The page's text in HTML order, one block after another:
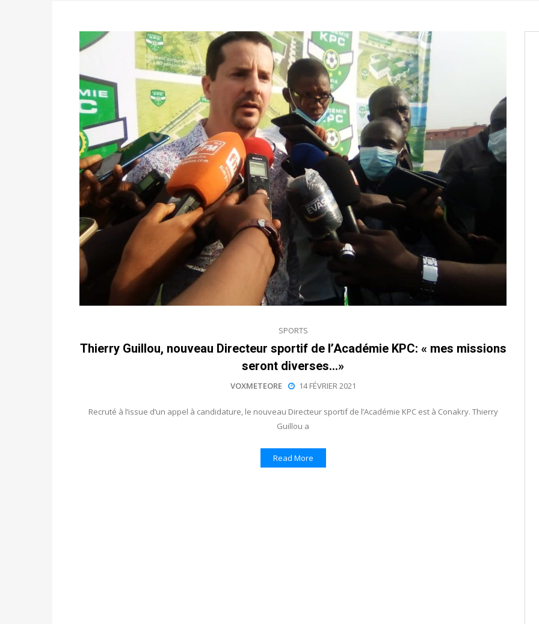
Politique-Double scrutin du 31 mai : retrait des cartes d’électeurs possible
du 16 au 31 mai 2026
Politique-Délégués de bureaux de vote : vos informations à transmettre
avant le 16 mai 2026 à 16h
Politique -Proclamation des résultats globaux provisoires et des
statistiques des législatives et communales : ce 4 juin à 18h
Politique -Suite de la publication des résultats partiels des élections de mai
ce 03 juin à 14h
SPORTS
Thierry Guillou, nouveau Directeur sportif de l’Académie KPC: « mes missions
seront diverses…»
VOXMETEORE 14 FÉVRIER 2021
Recruté à l’issue d’un appel à candidature, le nouveau Directeur sportif de l’Académie KPC est à Conakry. Thierry
Guillou a
Read More